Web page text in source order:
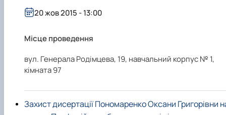
20 жов 2015 - 13:00
Місце проведення
вул. Генерала Родімцева, 19, навчальний корпус № 1,
кімната 97
Захист дисертації Пономаренко Оксани Григорівни